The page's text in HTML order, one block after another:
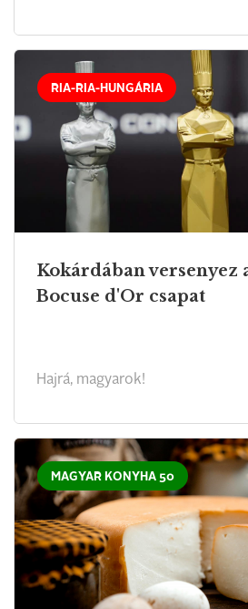
RIA-RIA-HUNGÁRIA
Kokárdában versenyez
Bocuse d'Or csapat
Hajrá, magyarok!
MAGYAR KONYHA 50